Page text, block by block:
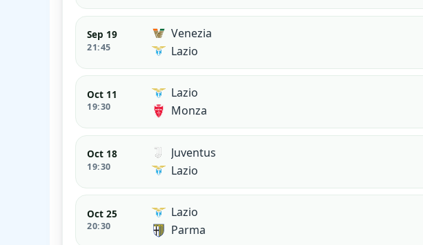
Sep 19
21:45
Venezia
Lazio
Oct 11
19:30
Lazio
Monza
Oct 18
19:30
Juventus
Lazio
Oct 25
20:30
Lazio
Parma